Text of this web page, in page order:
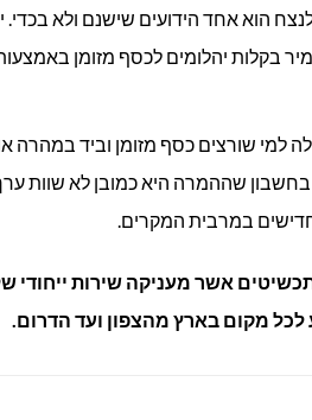
הוא אחד הידועים שישנם ולא בכדי.
בקלות יהלומים לכסף מזומן
למי שורצים כסף מזומן וביד במהרה
שההמרה היא כמובן לא שוות ערך
במרבית המקרים.